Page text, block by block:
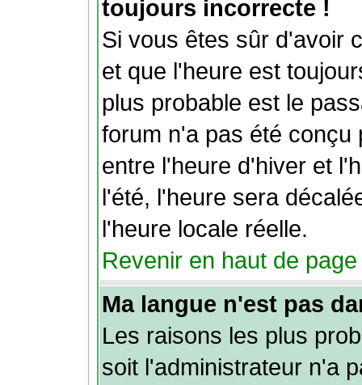
toujours incorrecte !
Si vous êtes sûr d'avoir
et que l'heure est
plus probable est le
forum n'a pas été conçu
entre l'heure d'hiver et
l'été, l'heure sera
l'heure locale réelle.
Revenir en haut de page
Ma langue n'est pas
Les raisons les plus
soit l'administrateur n'a